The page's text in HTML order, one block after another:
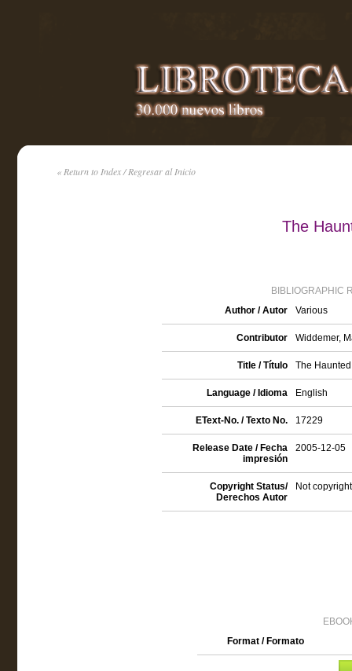
« Return to Index / Regresar al Inicio
The
BIBLIOGRAPHIC
Author / Autor
Various
Contributor Widdemer,
Title / Título The
Language / Idioma English
EText-No. / Texto No. 17229
Release Date / Fecha
impresión
2005-12-05
Copyright Status/
Derechos Autor
Not
Format / Formato